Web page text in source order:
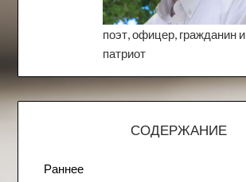
поэт, офицер, гражданин и
патриот
СОДЕРЖАНИЕ
Раннее